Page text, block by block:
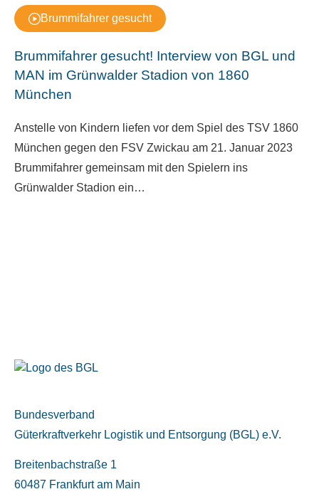
Brummifahrer gesucht
Brummifahrer gesucht! Interview von BGL und
MAN im Grünwalder Stadion von 1860
München
Anstelle von Kindern liefen vor dem Spiel des TSV 1860
München gegen den FSV Zwickau am 21. Januar 2023
Brummifahrer gemeinsam mit den Spielern ins
Grünwalder Stadion ein…
Bundesverband
Güterkraftverkehr Logistik und Entsorgung (BGL) e.V.
Breitenbachstraße 1
60487 Frankfurt am Main